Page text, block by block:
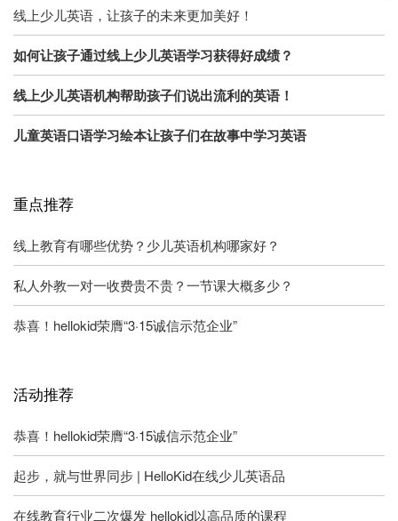
线上少儿英语，让孩子的未来更加美好！
如何让孩子通过线上少儿英语学习获得好成绩？
线上少儿英语机构帮助孩子们说出流利的英语！
儿童英语口语学习绘本让孩子们在故事中学习英语
重点推荐
线上教育有哪些优势？少儿英语机构哪家好？
私人外教一对一收费贵不贵？一节课大概多少？
恭喜！hellokid荣膺“3·15诚信示范企业”
活动推荐
恭喜！hellokid荣膺“3·15诚信示范企业”
起步，就与世界同步 | HelloKid在线少儿英语品
在线教育行业二次爆发 hellokid以高品质的课程